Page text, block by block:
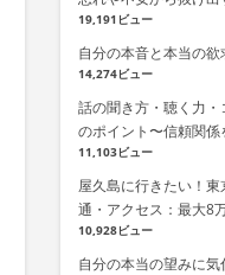
19,191ビュー
自分の本音と本当の欲
14,274ビュー
話の聞き方・聴く力
のポイント〜信頼関係
11,103ビュー
屋久島に行きたい！
通・アクセス：最大8
10,928ビュー
自分の本当の望みに